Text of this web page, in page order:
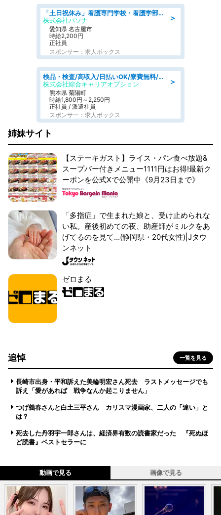
＞
「土日祝休み」看護専門学校・看護学部での教員業務/高時給/要資格:保健師、正看護師
株式会社パソナ
愛知県 名古屋市
時給2,200円
正社員
スポンサー：求人ボックス
＞
検品・検査/高収入/日払いOK/寮費無料/日勤/20・30・40代活躍中
株式会社綜合キャリアオプション
熊本県 菊陽町
時給1,800円～2,250円
正社員 / 派遣社員
スポンサー：求人ボックス
姉妹サイト
【ステーキガスト】ライス・パン食べ放題&
スープバー付きメニュー1111円はお得!最新ク
ーポンを公式Xで公開中《9月23日まで》
「多指症」で生まれた娘と、受け止められな
い私。産後初めての夜、助産師がミルクをあ
げてるのを見て...(静岡県・20代女性)|Jタウ
ンネット
ゼロまる
追悼 一覧を見る
長崎市出身・平和訴えた美輪明宏さん死去 ラストメッセージでも
訴え「愛があれば 戦争なんか起こりません」
つげ義春さんと白土三平さん カリスマ漫画家、二人の「違い」と
は？
死去した丹羽宇一郎さんは、経済界有数の読書家だった 『死ぬほ
ど読書』ベストセラーに
動画で見る 画像で見る